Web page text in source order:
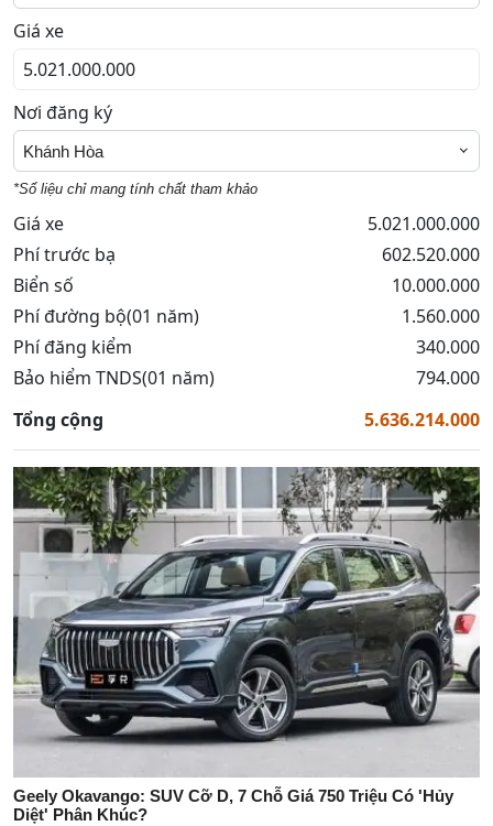
Giá xe
Nơi đăng ký
Khánh Hòa
*Số liệu chỉ mang tính chất tham khảo
Giá xe
5.021.000.000
Phí trước bạ
602.520.000
Biển số
10.000.000
Phí đường bộ(01 năm)
1.560.000
Phí đăng kiểm
340.000
Bảo hiểm TNDS(01 năm)
794.000
Tổng cộng
5.636.214.000
Geely Okavango: SUV Cỡ D, 7 Chỗ Giá 750 Triệu Có 'Hủy
Diệt' Phân Khúc?